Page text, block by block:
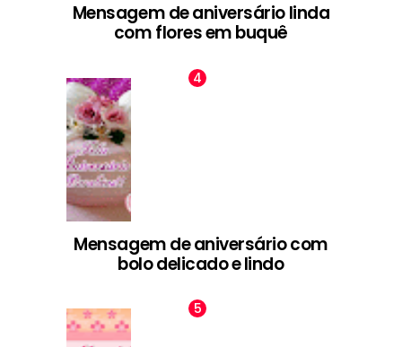
Mensagem de aniversário linda
com flores em buquê
Mensagem de aniversário com
bolo delicado e lindo